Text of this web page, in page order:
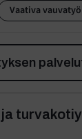
Vaativa vauvatyö